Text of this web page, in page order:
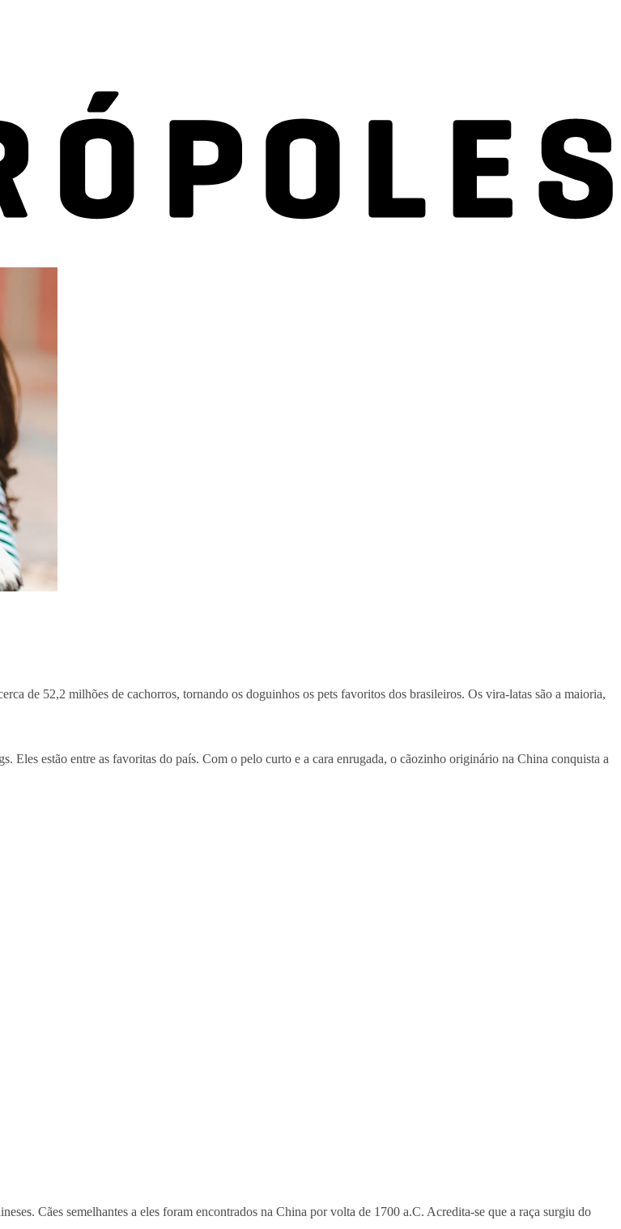
de 52,2 milhões de cachorros, tornando os doguinhos os pets favoritos dos brasileiros. Os vira-latas são a maioria,
Eles estão entre as favoritas do país. Com o pelo curto e a cara enrugada, o cãozinho originário na China conquista a
Cães semelhantes a eles foram encontrados na China por volta de 1700 a.C. Acredita-se que a raça surgiu do